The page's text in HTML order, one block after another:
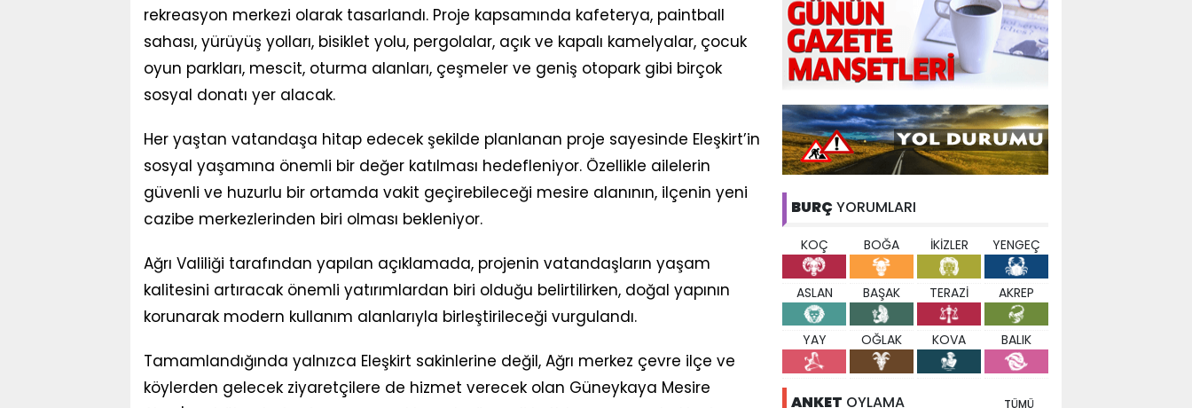
rekreasyon merkezi olarak tasarlandı. Proje kapsamında kafeterya, paintball
sahası, yürüyüş yolları, bisiklet yolu, pergolalar, açık ve kapalı kamelyalar, çocuk
oyun parkları, mescit, oturma alanları, çeşmeler ve geniş otopark gibi birçok
sosyal donatı yer alacak.
Her yaştan vatandaşa hitap edecek şekilde planlanan proje sayesinde Eleşkirt’in
sosyal yaşamına önemli bir değer katılması hedefleniyor. Özellikle ailelerin
güvenli ve huzurlu bir ortamda vakit geçirebileceği mesire alanının, ilçenin yeni
cazibe merkezlerinden biri olması bekleniyor.
Ağrı Valiliği tarafından yapılan açıklamada, projenin vatandaşların yaşam
kalitesini artıracak önemli yatırımlardan biri olduğu belirtilirken, doğal yapının
korunarak modern kullanım alanlarıyla birleştirileceği vurgulandı.
Tamamlandığında yalnızca Eleşkirt sakinlerine değil, Ağrı merkez çevre ilçe ve
köylerden gelecek ziyaretçilere de hizmet verecek olan Güneykaya Mesire
BURÇ YORUMLARI
KOÇ BOĞA İKİZLER YENGEÇ
ASLAN BAŞAK TERAZİ AKREP
YAY OĞLAK KOVA BALIK
ANKET OYLAMA TÜMÜ